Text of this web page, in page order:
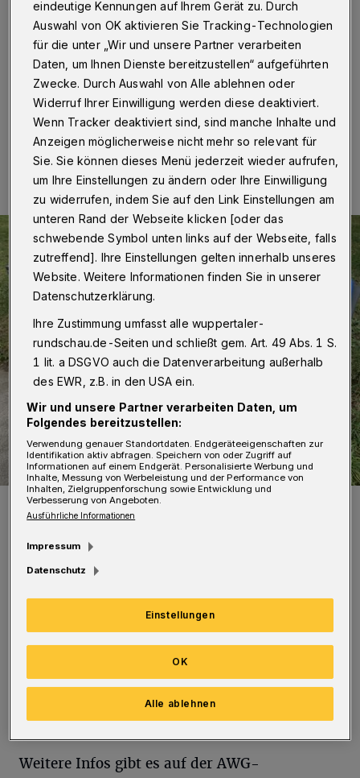
Wuppertal·Wegen des Feiertags Christi Himmelfahrt
am Donnerstag (14. Mai 2026) verschiebt sich die
Müllabfuhr in Wuppertal um einen Tag nach hinten.
08.05.2026 , 14:35 Uhr Eine Minute Lesezeit
Symbolbild.
Foto: Wuppertaler Rundschau/jak
Entleert wird statt Donnerstag am Freitag (15.
Mai) sowie statt Freitag am Samstag (16. Mai).
gelbe Wertstofftonne, die braune Biotonne und
die blaue Papiertonne.
Weitere Infos gibt es auf der AWG-
eindeutige Kennungen auf Ihrem Gerät zu. Durch
Auswahl von OK aktivieren Sie Tracking-Technologien
für die unter „Wir und unsere Partner verarbeiten
Daten, um Ihnen Dienste bereitzustellen“ aufgeführten
Zwecke. Durch Auswahl von Alle ablehnen oder
Widerruf Ihrer Einwilligung werden diese deaktiviert.
Wenn Tracker deaktiviert sind, sind manche Inhalte und
Anzeigen möglicherweise nicht mehr so relevant für
Sie. Sie können dieses Menü jederzeit wieder aufrufen,
um Ihre Einstellungen zu ändern oder Ihre Einwilligung
zu widerrufen, indem Sie auf den Link Einstellungen am
unteren Rand der Webseite klicken [oder das
schwebende Symbol unten links auf der Webseite, falls
zutreffend]. Ihre Einstellungen gelten innerhalb unseres
Website. Weitere Informationen finden Sie in unserer
Datenschutzerklärung.
Ihre Zustimmung umfasst alle wuppertaler-
rundschau.de-Seiten und schließt gem. Art. 49 Abs. 1 S.
1 lit. a DSGVO auch die Datenverarbeitung außerhalb
des EWR, z.B. in den USA ein.
Wir und unsere Partner verarbeiten Daten, um
Folgendes bereitzustellen:
Verwendung genauer Standortdaten. Endgeräteeigenschaften zur
Identifikation aktiv abfragen. Speichern von oder Zugriff auf
Informationen auf einem Endgerät. Personalisierte Werbung und
Inhalte, Messung von Werbeleistung und der Performance von
Inhalten, Zielgruppenforschung sowie Entwicklung und
Verbesserung von Angeboten.
Ausführliche Informationen
Impressum
Datenschutz
Einstellungen
Alle ablehnen
OK